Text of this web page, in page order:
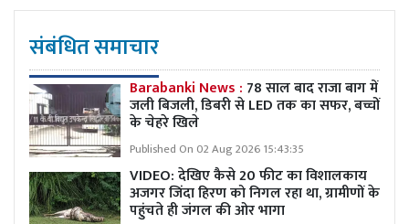
संबंधित समाचार
Barabanki News : 78 साल बाद राजा बाग में
जली बिजली, डिबरी से LED तक का सफर, बच्चों
के चेहरे खिले
Published On 02 Aug 2026 15:43:35
VIDEO: देखिए कैसे 20 फीट का विशालकाय
अजगर जिंदा हिरण को निगल रहा था, ग्रामीणों के
पहुंचते ही जंगल की ओर भागा